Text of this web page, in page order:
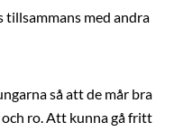
med andra
så att de mår bra
ro. Att kunna gå fritt